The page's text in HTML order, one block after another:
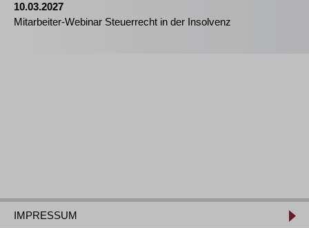
10.03.2027
Mitarbeiter-Webinar Steuerrecht in der Insolvenz
IMPRESSUM